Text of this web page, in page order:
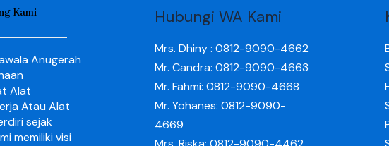
Kami
Anugerah
Alat
Atau Alat
sejak
memiliki visi
Hubungi WA Kami
Mrs. Dhiny : 0812-9090-4662
Mr. Candra: 0812-9090-4663
Mr. Fahmi: 0812-9090-4668
Mr. Yohanes: 0812-9090-
4669